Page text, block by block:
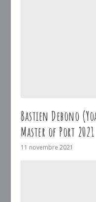
Bastien Debono
Master of Port 2021
11 novembre 2021